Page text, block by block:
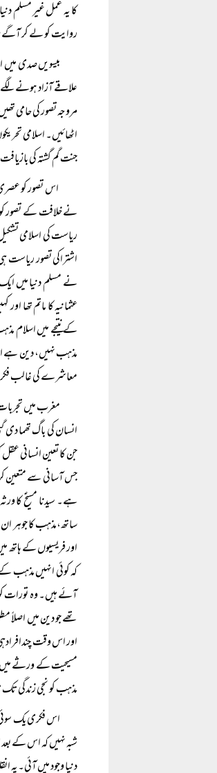
کا یہ عمل غیر مسلم
روایت کو لے کر آگے
بیسویں صدی میں
علاقے آزاد ہونے
مروجہ تصور کی حامی
اٹھائیں۔ اسلامی
جنت گم گشتہ کی
اس تصور کو
نے خلافت کے تصور کو
ریاست کی اسلامی
اشتراکی تصور ریاست
نے مسلم دنیا میں
عثمانیہ کا ماتم تھا
کے نتیجے میں اسلام
مذہب نہیں، دین ہے
معاشرے کی غالب
مغرب میں
انسان کی باگ تھما
جن کا تعین انسانی
جس آسانی سے متعین
ہے۔ سیدنا مسیحؑ کا
ساتھ،مذہب کا جوہر ان
اور فریسیوں کے ہاتھ
کہ کوئی انہیں مذہب
آئے ہیں۔ وہ تورات
تھے جو دین میں اصلاً
اور اس وقت
مسیحیت کے ورثے میں وہ
مذہب کو نجی زندگی
اس فکری یک
شبہ نہیں کہ اس کے
دنیا وجود میں